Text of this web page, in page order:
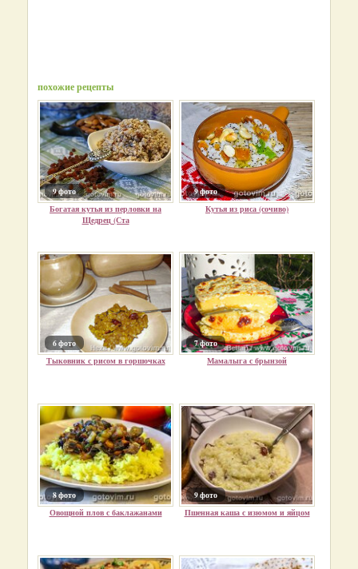
похожие рецепты
9 фото
Богатая кутья из перловки на
Щедрец (Ста
9 фото
Кутья из риса (сочиво)
6 фото
Тыковник с рисом в горшочках
7 фото
Мамалыга с брынзой
8 фото
Овощной плов с баклажанами
9 фото
Пшенная каша с изюмом и яйцом